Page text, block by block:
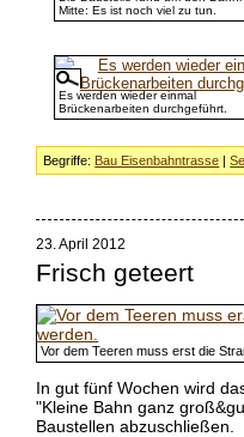
Mitte: Es ist noch viel zu tun.
Es werden wieder einmal
Brückenarbeiten durchgeführt.
Begriffe: Bau Eisenbahntrasse |
23. April 2012
Frisch geteert
Vor dem Teeren muss erst die
In gut fünf Wochen wird
"Kleine Bahn ganz
Baustellen abzuschließen.